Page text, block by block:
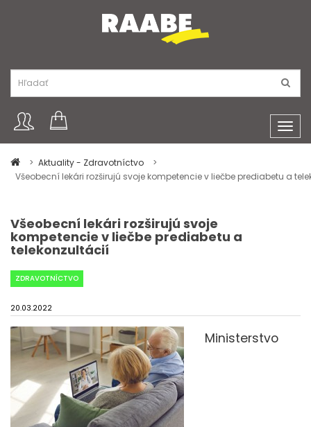
Aktuality - Zdravotníctvo
Všeobecní lekári rozširujú svoje kompetencie v liečbe prediabetu a
Všeobecní lekári rozširujú svoje
kompetencie v liečbe prediabetu a
telekonzultácií
ZDRAVOTNÍCTVO
20.03.2022
Ministerstvo